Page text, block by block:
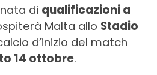
di qualificazioni a
Malta allo Stadio
d’inizio del match
14 ottobre.